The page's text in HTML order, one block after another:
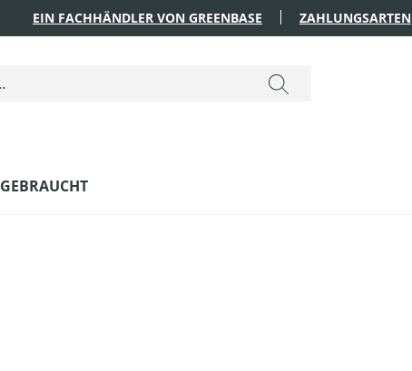
EIN FACHHÄNDLER VON GREENBASE ZAHLUNGSARTEN
GEBRAUCHT